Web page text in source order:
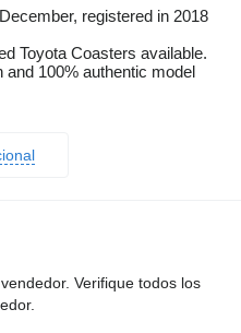
registered in 2018
Toyota Coasters available.
100% authentic model
Verifique todos los